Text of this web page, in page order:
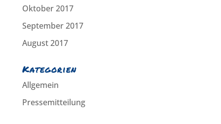
Oktober 2017
September 2017
August 2017
Kategorien
Allgemein
Pressemitteilung